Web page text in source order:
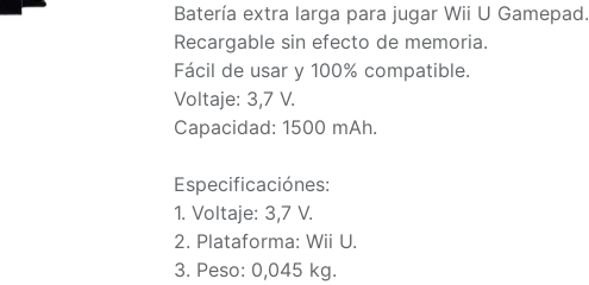
Batería extra larga para jugar Wii U Gamepad.
Recargable sin efecto de memoria.
Fácil de usar y 100% compatible.
Voltaje: 3,7 V.
Capacidad: 1500 mAh.
Especificaciónes:
1. Voltaje: 3,7 V.
2. Plataforma: Wii U.
3. Peso: 0,045 kg.